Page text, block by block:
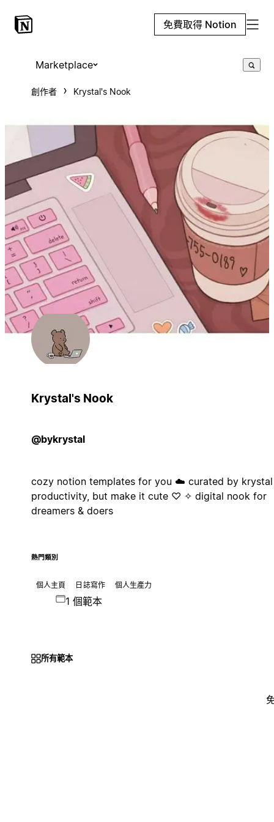
免費取得 Notion
Marketplace
創作者 Krystal's Nook
Krystal's Nook
@bykrystal
cozy notion templates for you ☁️ curated by
productivity, but make it cute ♡ ✧ digital nook for
dreamers & doers
熱門類別
個人主頁 日誌寫作 個人生產力
1 個範本
所有範本